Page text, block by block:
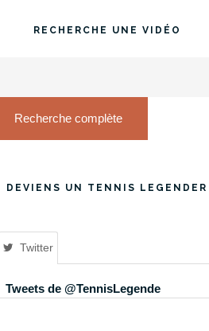
RECHERCHE UNE VIDÉO
Recherche complète
DEVIENS UN TENNIS LEGENDER
Twitter
Tweets de @TennisLegende